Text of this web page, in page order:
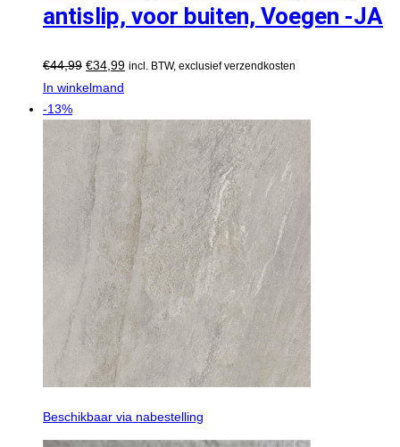
antislip, voor buiten, Voegen -JA
€44,99 €34,99 incl. BTW, exclusief verzendkosten
In winkelmand
-13%
Beschikbaar via nabestelling